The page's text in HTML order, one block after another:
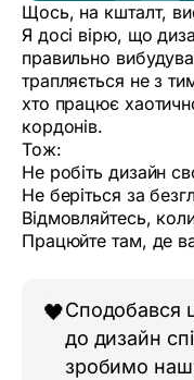
Щось, на кшталт,
Я досі вірю, що
правильно
трапляється не з
хто працює
кордонів.
Тож:
Не робіть дизайн
Не беріться за
Відмовляйтесь,
Працюйте там, де
🖤Сподобався
до дизайн
зробимо